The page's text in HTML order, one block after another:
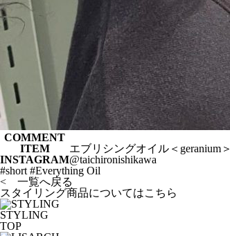
COMMENT
ITEM
エブリシングオイル＜geranium＞
INSTAGRAM@taichironishikawa
#short #Everything Oil
< 一覧へ戻る
スタイリング商品についてはこちら
STYLING
TOP